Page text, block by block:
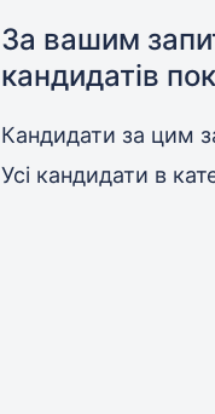
За вашим
кандидатів
Кандидати за цим
Усі кандидати в